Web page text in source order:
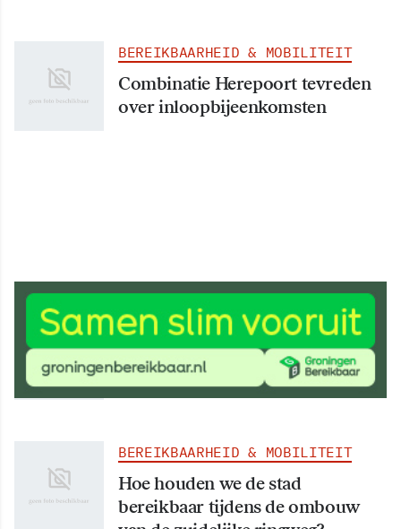
BEREIKBAARHEID & MOBILITEIT
Combinatie Herepoort tevreden
over inloopbijeenkomsten
BEREIKBAARHEID & MOBILITEIT
Ontwerpbesluit tijdelijke wegen
ter inzage
BEREIKBAARHEID & MOBILITEIT
Hoe houden we de stad
bereikbaar tijdens de ombouw